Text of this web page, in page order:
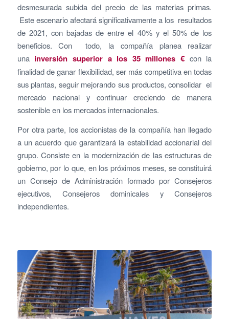
desmesurada subida del precio de las materias primas.
Este escenario afectará significativamente a los resultados
de 2021, con bajadas de entre el 40% y el 50% de los
beneficios. Con todo, la compañía planea realizar
una inversión superior a los 35 millones € con la
finalidad de ganar flexibilidad, ser más competitiva en todas
sus plantas, seguir mejorando sus productos, consolidar el
mercado nacional y continuar creciendo de manera
sostenible en los mercados internacionales.
Por otra parte, los accionistas de la compañía han llegado
a un acuerdo que garantizará la estabilidad accionarial del
grupo. Consiste en la modernización de las estructuras de
gobierno, por lo que, en los próximos meses, se constituirá
un Consejo de Administración formado por Consejeros
ejecutivos, Consejeros dominicales y Consejeros
independientes.